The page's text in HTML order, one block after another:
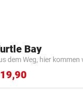
Bay
dem Weg, hier kommen